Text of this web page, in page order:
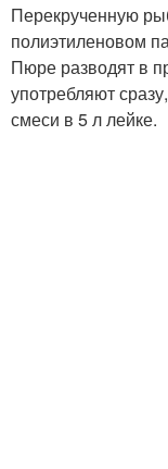
Перекрученную
полиэтиленовом
Пюре разводят в
употребляют
смеси в 5 л лейке.